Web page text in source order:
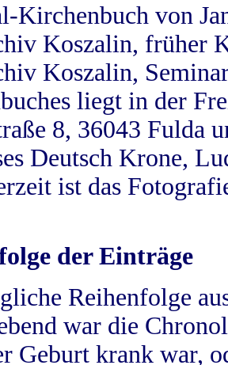
Kirchenbuch von
Koszalin, früher
Koszalin,
liegt in der
8, 36043 Fulda
Deutsch Krone,
ist das
der Einträge
Reihenfolge
war die
Geburt krank war,